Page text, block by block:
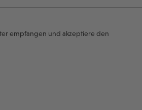
empfangen und akzeptiere den